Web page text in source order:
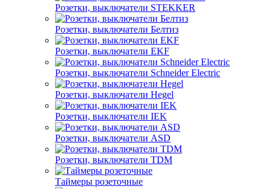
Розетки, выключатели STEKKER
Розетки, выключатели Белтиз
Розетки, выключатели EKF
Розетки, выключатели Schneider Electric
Розетки, выключатели Hegel
Розетки, выключатели IEK
Розетки, выключатели ASD
Розетки, выключатели TDM
Таймеры розеточные